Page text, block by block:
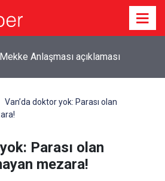
Anlaşması açıklaması
Van’da doktor yok: Parası olan
Parası olan
mezara!